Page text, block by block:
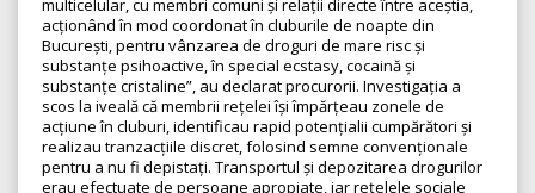
multicelular, cu membri comuni și relații directe între aceștia,
acționând în mod coordonat în cluburile de noapte din
București, pentru vânzarea de droguri de mare risc și
substanțe psihoactive, în special ecstasy, cocaină și
substanțe cristaline”, au declarat procurorii. Investigația a
scos la iveală că membrii rețelei își împărțeau zonele de
acțiune în cluburi, identificau rapid potențialii cumpărători și
realizau tranzacțiile discret, folosind semne convenționale
pentru a nu fi depistați. Transportul și depozitarea drogurilor
erau efectuate de persoane apropiate, iar rețelele sociale